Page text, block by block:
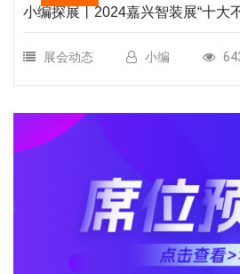
小编探展丨2024嘉兴智装展“十大
展会动态 小编